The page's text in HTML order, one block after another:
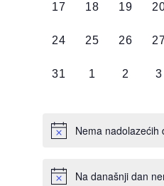
0
17
0
18
0
19
0
0
24
0
25
0
26
0
27
0
31
0
1
0
2
0
3
Nema nadolazećih
Na današnji dan